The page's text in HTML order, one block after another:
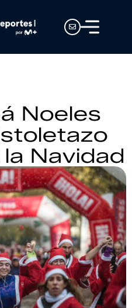
Noeles
Navidad